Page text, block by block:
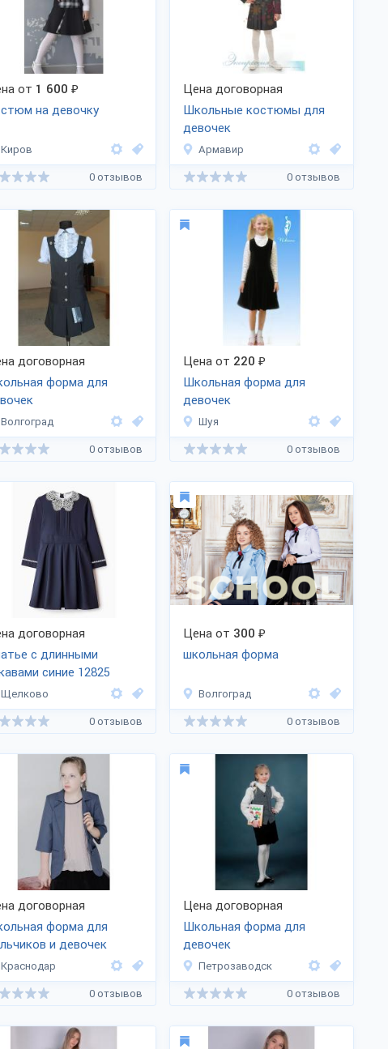
от 1 600 ₽
на девочку
Киров
0 отзывов
Цена договорная
Школьные костюмы для
девочек
Армавир
0 отзывов
договорная
форма для
Волгоград
0 отзывов
Цена от 220 ₽
Школьная форма для
девочек
Шуя
0 отзывов
договорная
с длинными
синие 12825
Щелково
0 отзывов
Цена от 300 ₽
школьная форма
Волгоград
0 отзывов
договорная
форма для
и девочек
Краснодар
0 отзывов
Цена договорная
Школьная форма для
девочек
Петрозаводск
0 отзывов